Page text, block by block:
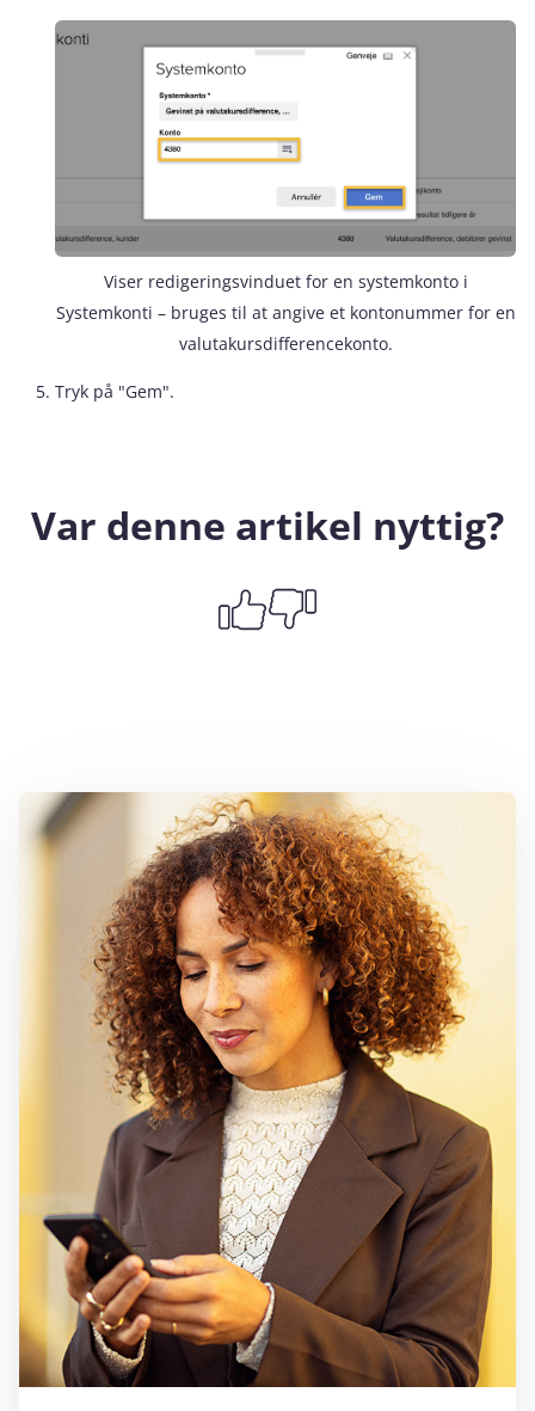
Viser redigeringsvinduet for en systemkonto i
Systemkonti – bruges til at angive et kontonummer for en
valutakursdifferencekonto.
Tryk på "Gem".
Var denne artikel nyttig?